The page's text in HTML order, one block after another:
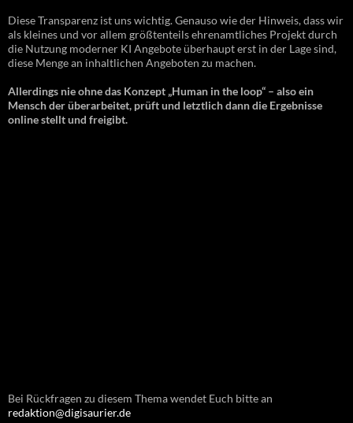
Diese Transparenz ist uns wichtig. Genauso wie der Hinweis, dass wir
als kleines und vor allem größtenteils ehrenamtliches Projekt durch
die Nutzung moderner KI Angebote überhaupt erst in der Lage sind,
diese Menge an inhaltlichen Angeboten zu machen.
Allerdings nie ohne das Konzept „Human in the loop“ – also ein
Mensch der überarbeitet, prüft und letztlich dann die Ergebnisse
online stellt und freigibt.
Bei Rückfragen zu diesem Thema wendet Euch bitte an
redaktion@digisaurier.de